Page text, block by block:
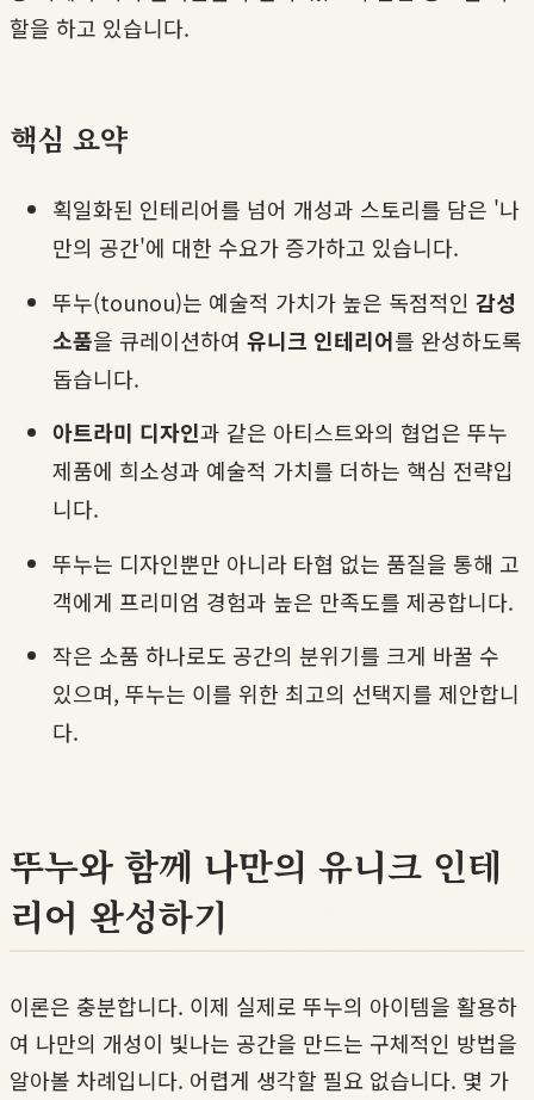
할을 하고 있습니다.
핵심 요약
획일화된 인테리어를 넘어 개성과 스토리를 담은 '나
만의 공간'에 대한 수요가 증가하고 있습니다.
뚜누(tounou)는 예술적 가치가 높은 독점적인 감성
소품을 큐레이션하여 유니크 인테리어를 완성하도록
돕습니다.
아트라미 디자인과 같은 아티스트와의 협업은 뚜누
제품에 희소성과 예술적 가치를 더하는 핵심 전략입
니다.
뚜누는 디자인뿐만 아니라 타협 없는 품질을 통해 고
객에게 프리미엄 경험과 높은 만족도를 제공합니다.
작은 소품 하나로도 공간의 분위기를 크게 바꿀 수
있으며, 뚜누는 이를 위한 최고의 선택지를 제안합니
다.
뚜누와 함께 나만의 유니크 인테
리어 완성하기
이론은 충분합니다. 이제 실제로 뚜누의 아이템을 활용하
여 나만의 개성이 빛나는 공간을 만드는 구체적인 방법을
알아볼 차례입니다. 어렵게 생각할 필요 없습니다. 몇 가